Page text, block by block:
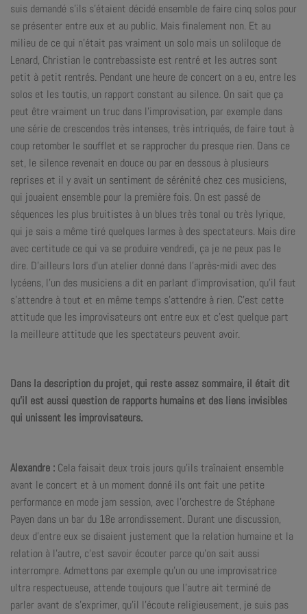
suis demandé s’ils s’étaient décidé ensemble de faire cinq solos pour
se présenter entre eux et au public. Mais finalement non. Et au
milieu de ce qui n’était pas vraiment un solo mais un soliloque de
Lenard, Christian le contrebassiste est rentré et les autres sont
petit à petit rentrés. Pendant une heure de concert on a eu, entre les
solos et les toutis, un rapport constant au silence. On sait que ça
peut être vraiment un truc dans l’improvisation, par exemple dans
une série de crescendos très intenses, très intriqués, de faire tout à
coup retomber le soufflet et se rapprocher du presque rien. Dans ce
set, le silence revenait en douce ou par en dessous à plusieurs
reprises et il y avait un sentiment de sérénité chez ces musiciens,
qui jouaient ensemble pour la première fois. On est passé de
séquences les plus bruitistes à un blues très tonal ou très lyrique,
qui je sais a même tiré quelques larmes à des spectateurs. Mais dire
avec certitude ce qui va se produire vendredi, ça je ne peux pas le
dire. D’ailleurs lors d’un atelier donné dans l’après-midi avec des
lycéens, l’un des musiciens a dit en parlant d’improvisation, qu’il faut
s’attendre à tout et en même temps s’attendre à rien. C’est cette
attitude que les improvisateurs ont entre eux et c’est quelque part
la meilleure attitude que les spectateurs peuvent avoir.
Dans la description du projet, qui reste assez sommaire, il était dit
qu’il est aussi question de rapports humains et des liens invisibles
qui unissent les improvisateurs.
Alexandre : Cela faisait deux trois jours qu’ils traînaient ensemble
avant le concert et à un moment donné ils ont fait une petite
performance en mode jam session, avec l’orchestre de Stéphane
Payen dans un bar du 18e arrondissement. Durant une discussion,
deux d’entre eux se disaient justement que la relation humaine et la
relation à l’autre, c’est savoir écouter parce qu’on sait aussi
interrompre. Admettons par exemple qu’un ou une improvisatrice
ultra respectueuse, attende toujours que l’autre ait terminé de
parler avant de s’exprimer, qu’il l’écoute religieusement, je suis pas